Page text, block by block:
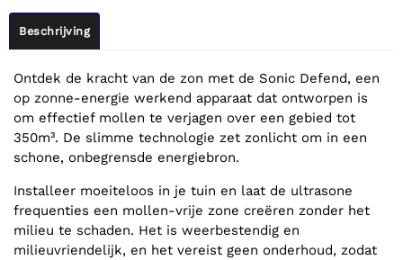
Beschrijving
Ontdek de kracht van de zon met de Sonic Defend, een
op zonne-energie werkend apparaat dat ontworpen is
om effectief mollen te verjagen over een gebied tot
350m³. De slimme technologie zet zonlicht om in een
schone, onbegrensde energiebron.
Installeer moeiteloos in je tuin en laat de ultrasone
frequenties een mollen-vrije zone creëren zonder het
milieu te schaden. Het is weerbestendig en
milieuvriendelijk, en het vereist geen onderhoud, zodat